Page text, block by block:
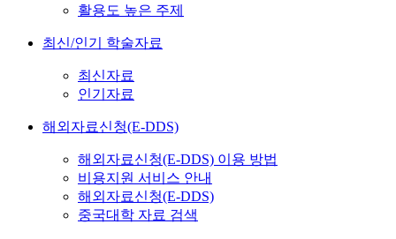
활용도 높은 주제
최신/인기 학술자료
최신자료
인기자료
해외자료신청(E-DDS)
해외자료신청(E-DDS) 이용 방법
비용지원 서비스 안내
해외자료신청(E-DDS)
중국대학 자료 검색